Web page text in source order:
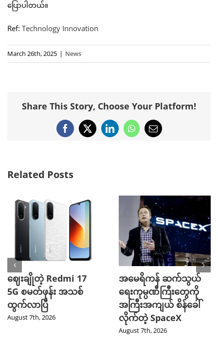
ပြောပါတယ်။
Ref: Technology Innovation
March 26th, 2025 | News
Share This Story, Choose Your Platform!
Facebook
X LinkedInWhatsApp
Email
Related Posts
ဈေးချိုတဲ့ Redmi 17
5G စမတ်ဖုန်း အသစ်
ထွက်လာပြီ
August 7th, 2026
အမေရိကန် ဆက်သွယ်
ရေးကုမ္ပဏီကြီးတွေကို
အကြီးအကျယ် စိန်ခေါ်
လိုက်တဲ့ SpaceX
August 7th, 2026